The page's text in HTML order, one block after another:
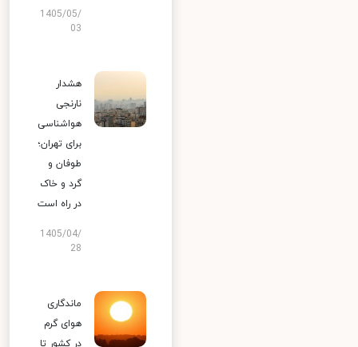
1405/05/
03
هشدار
نارنجی
هواشناسی
برای تهران؛
طوفان و
گرد و خاک
در راه است
1405/04/
28
ماندگاری
هوای گرم
در کشور تا